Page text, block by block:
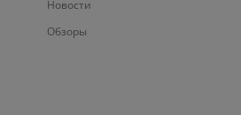
Новости
Обзоры